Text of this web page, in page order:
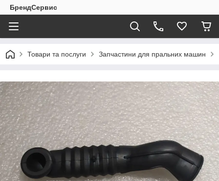
БрендСервис
Товари та послуги Запчастини для пральних машин